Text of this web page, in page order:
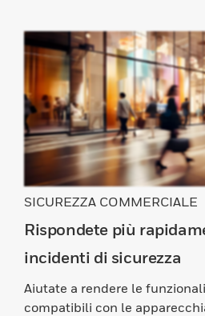
SICUREZZA COMMERCIALE
Rispondete più
incidenti di sicurezza
Aiutate a rendere le
compatibili con le